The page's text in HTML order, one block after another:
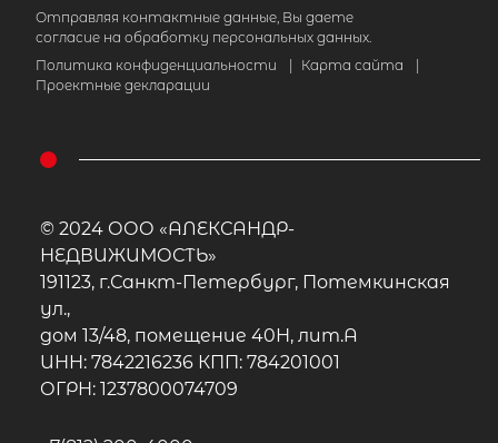
Отправляя контактные данные, Вы даете
согласие на обработку персональных данных.
Политика конфиденциальности
Карта сайта
Проектные декларации
© 2024 ООО «АЛЕКСАНДР-
НЕДВИЖИМОСТЬ»
191123, г.Санкт-Петербург, Потемкинская
ул.,
дом 13/48, помещение 40Н, лит.А
ИНН: 7842216236 КПП: 784201001
ОГРН: 1237800074709